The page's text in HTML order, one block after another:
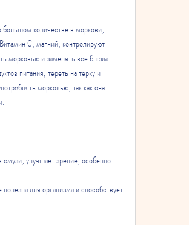
количестве в моркови,
С, магний, контролируют
морковью и заменять все блюда
питания, тереть на терку и
морковью, так как она
улучшает зрение, особенно
для организма и способствует